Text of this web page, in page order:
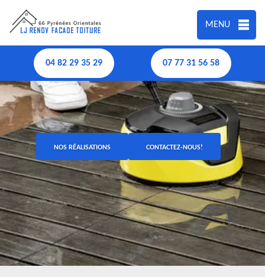
MENU
04 82 29 35 29 07 77 31 56 58
NOS RÉALISATIONS CONTACTEZ-NOUS!